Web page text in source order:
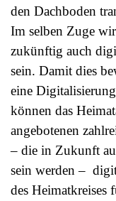
den Dachboden
Im selben Zuge
zukünftig auch
sein. Damit dies
eine
können das
angebotenen
– die in Zukunft
sein werden –
des Heimatkreises